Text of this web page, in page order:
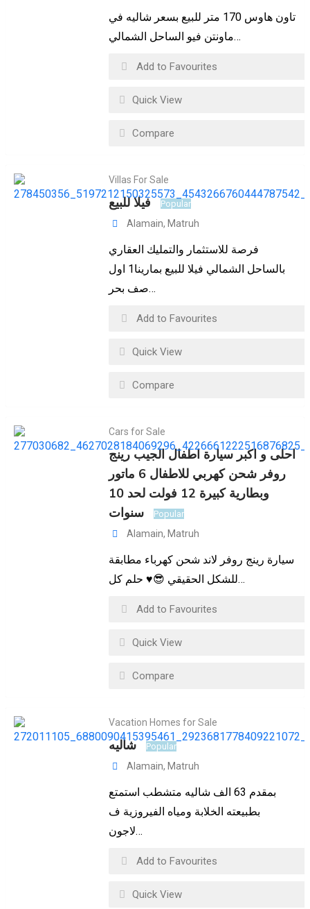
تاون هاوس 170 متر للبيع بسعر شاليه في
ماونتن فيو الساحل الشمالي…
Add to Favourites
Quick View
Compare
Villas For Sale
فيلا للبيع Popular
Alamain, Matruh
فرصة للاستثمار والتمليك العقاري
بالساحل الشمالي فيلا للبيع بمارينا1 اول
صف بحر…
Add to Favourites
Quick View
Compare
Cars for Sale
احلى و اكبر سيارة اطفال الجيب رينج
روفر شحن كهربي للاطفال 6 ماتور
وبطارية كبيرة 12 فولت لحد 10
سنوات
Popular
Alamain, Matruh
سيارة رينج روفر لاند شحن كهرباء مطابقة
للشكل الحقيقي 😎♥️ حلم كل…
Add to Favourites
Quick View
Compare
Vacation Homes for Sale
شاليه Popular
Alamain, Matruh
بمقدم 63 الف شاليه متشطب استمتع
بطبيعته الخلابة ومياه الفيروزية ف
لاجون…
Add to Favourites
Quick View